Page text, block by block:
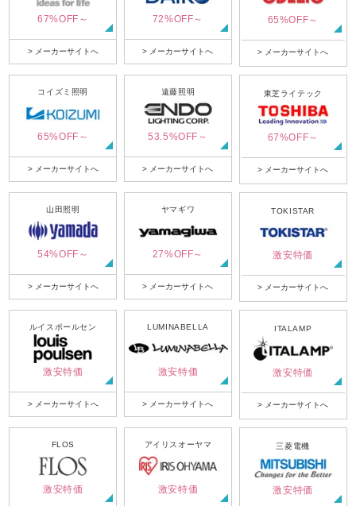
67%OFF～
> メーカーサイトへ
72%OFF～
> メーカーサイトへ
65%OFF～
> メーカーサイトへ
コイズミ照明
65%OFF～
> メーカーサイトへ
遠藤照明
53.5%OFF～
> メーカーサイトへ
東芝ライテック
67%OFF～
> メーカーサイトへ
山田照明
54%OFF～
> メーカーサイトへ
ヤマギワ
27%OFF～
> メーカーサイトへ
TOKISTAR
激安特価
> メーカーサイトへ
ルイスポールセン
激安特価
> メーカーサイトへ
LUMINABELLA
激安特価
> メーカーサイトへ
ITALAMP
激安特価
> メーカーサイトへ
FLOS
激安特価
アイリスオーヤマ
激安特価
三菱電機
激安特価